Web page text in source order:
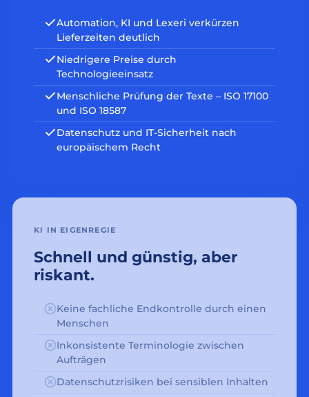
Automation, KI und Lexeri verkürzen
Lieferzeiten deutlich
Niedrigere Preise durch
Technologieeinsatz
Menschliche Prüfung der Texte – ISO 17100
und ISO 18587
Datenschutz und IT-Sicherheit nach
europäischem Recht
KI IN EIGENREGIE
Schnell und günstig, aber
riskant.
Keine fachliche Endkontrolle durch einen
Menschen
Inkonsistente Terminologie zwischen
Aufträgen
Datenschutzrisiken bei sensiblen Inhalten